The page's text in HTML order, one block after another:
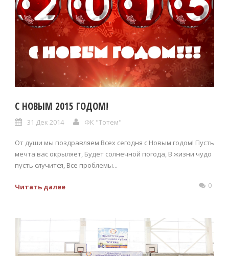
С НОВЫМ 2015 ГОДОМ!
31 Дек 2014 ФК "Тотем"
От души мы поздравляем Всех сегодня с Новым годом! Пусть
мечта вас окрыляет, Будет солнечной погода, В жизни чудо
пусть случится, Все проблемы...
Читать далее 0